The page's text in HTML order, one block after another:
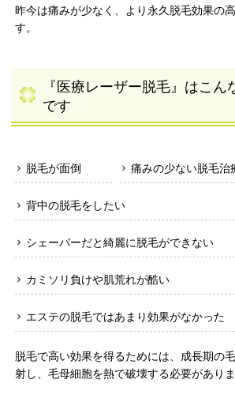
昨今は痛みが少なく、より永久脱毛効果の
す。
『医療レーザー脱毛』はこん
です
脱毛が面倒 痛みの少ない脱毛治
背中の脱毛をしたい
シェーバーだと綺麗に脱毛ができない
カミソリ負けや肌荒れが酷い
エステの脱毛ではあまり効果がなかった
脱毛で高い効果を得るためには、成長期の
射し、毛母細胞を熱で破壊する必要がありま